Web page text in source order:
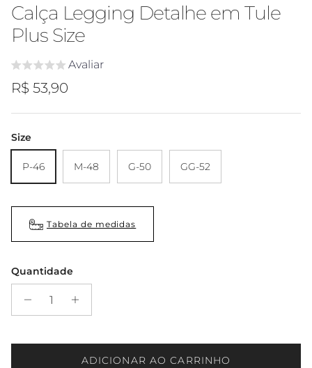
Calça Legging Detalhe em Tule
Plus Size
Avaliar
Preço regular
R$ 53,90
Size
P-46 M-48 G-50 GG-52
Tabela de medidas
Quantidade
ADICIONAR AO CARRINHO